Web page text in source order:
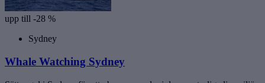
upp till -28 %
Sydney
Whale Watching Sydney